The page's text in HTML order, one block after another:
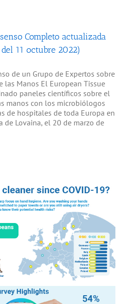
Completo actualizada
11 octubre 2022)
de un Grupo de Expertos sobre
las Manos El European Tissue
paneles científicos sobre el
manos con los microbiólogos
de hospitales de toda Europa en
de Lovaina, el 20 de marzo de